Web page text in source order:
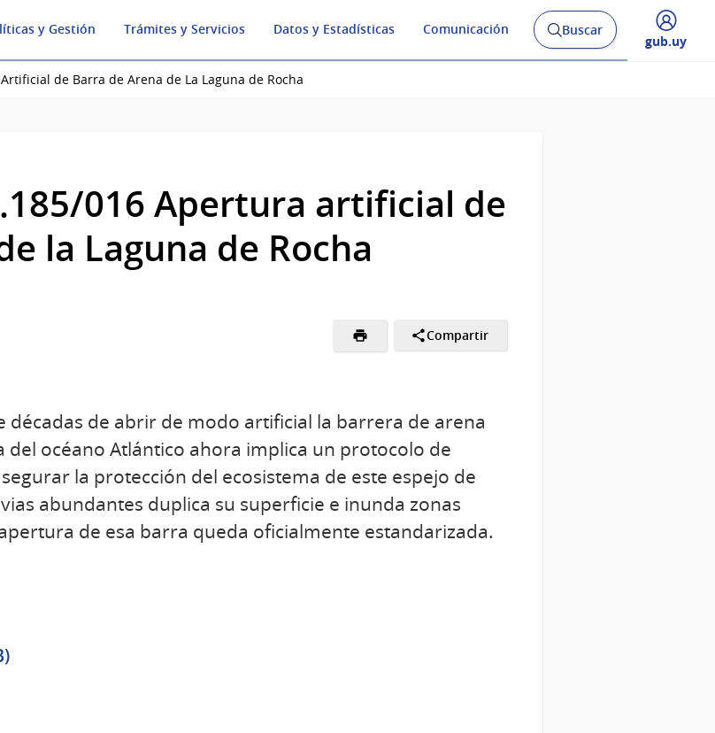
y Gestión Trámites y Servicios Datos y Estadísticas Comunicación
Abrir
buscador
Buscar
Desplegar
gub.uy
de Barra de Arena de La Laguna de Rocha
016 Apertura artificial de
la Laguna de Rocha
Compartir
décadas de abrir de modo artificial la barrera de arena
del océano Atlántico ahora implica un protocolo de
la protección del ecosistema de este espejo de
abundantes duplica su superficie e inunda zonas
de esa barra queda oficialmente estandarizada.